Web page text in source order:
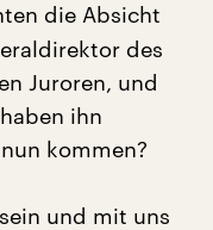
die Absicht
des
Juroren, und
ihn
kommen?
und mit uns